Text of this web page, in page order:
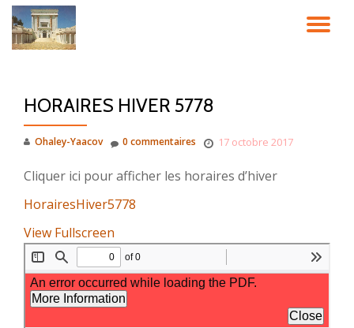
Aller
HORAIRES HIVER 5778
Ohaley-Yaacov 17 octobre 2017
0 commentaires
Cliquer ici pour afficher les horaires d’hiver
HorairesHiver5778
View Fullscreen